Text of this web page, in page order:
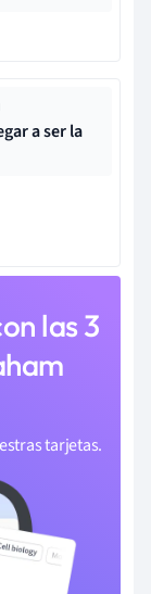
a ser la
las 3
tarjetas.